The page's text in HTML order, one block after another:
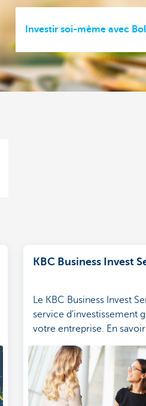
Investir soi-même avec
KBC Business Invest
Le KBC Business Invest
service d'investissement
votre entreprise. En